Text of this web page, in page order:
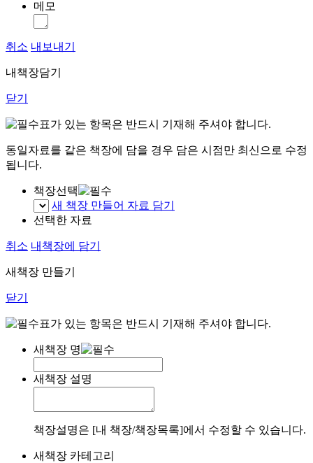
메모
취소 내보내기
내책장담기
닫기
표가 있는 항목은 반드시 기재해 주셔야 합니다.
동일자료를 같은 책장에 담을 경우 담은 시점만 최신으로 수정
됩니다.
책장선택
새 책장 만들어 자료 담기
선택한 자료
취소 내책장에 담기
새책장 만들기
닫기
표가 있는 항목은 반드시 기재해 주셔야 합니다.
새책장 명
새책장 설명
책장설명은 [내 책장/책장목록]에서 수정할 수 있습니다.
새책장 카테고리